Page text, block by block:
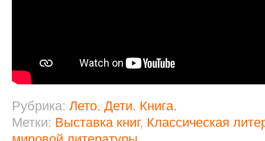
Рубрика: Лето. Дети. Книга.
Метки: Выставка книг, Классическая